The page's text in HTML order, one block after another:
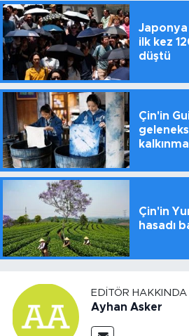
Japonya
ilk kez
düştü
Çin'in
Çin'in
hasadı
EDITÖR HAKKINDA
Ayhan Asker